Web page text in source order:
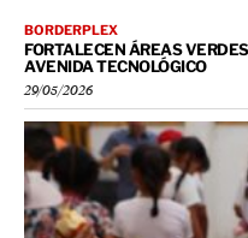
BORDERPLEX
FORTALECEN ÁREAS
AVENIDA TECNOLÓGICO
29/05/2026